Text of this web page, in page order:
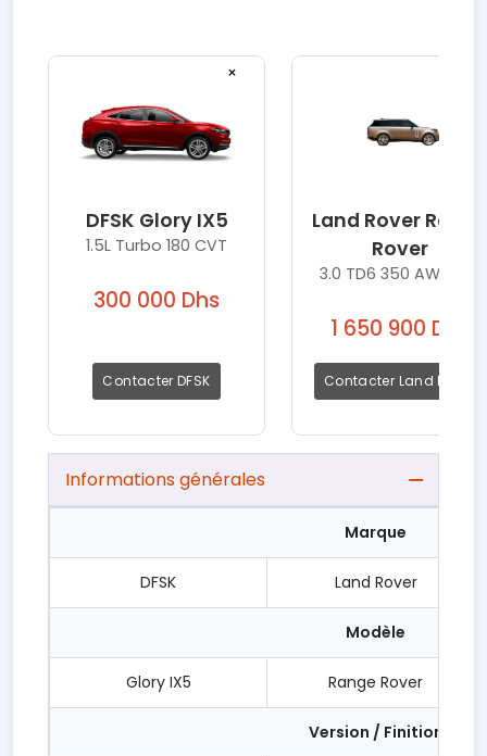
×
DFSK Glory IX5
1.5L Turbo 180 CVT
300 000 Dhs
Contacter DFSK
Land Rover Range
Rover
3.0 TD6 350 AWD HSE
1 650 900 Dhs
Contacter Land Rover
Informations générales
Marque
DFSK Land Rover
Modèle
Glory IX5 Range Rover
Version / Finition